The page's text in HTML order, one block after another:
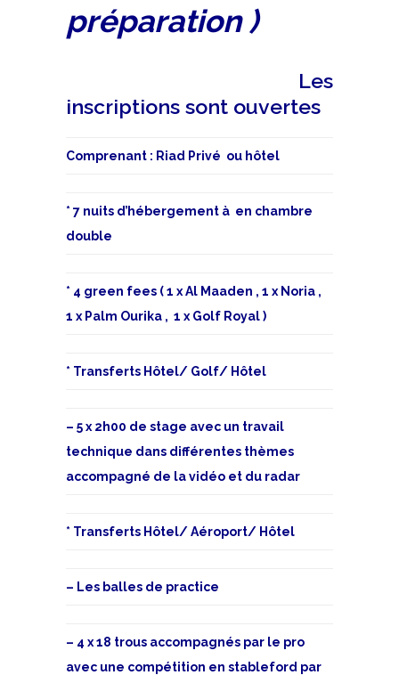
préparation )
Les
inscriptions sont ouvertes
Comprenant : Riad Privé ou hôtel
* 7 nuits d’hébergement à en chambre
double
* 4 green fees ( 1 x Al Maaden , 1 x Noria ,
1 x Palm Ourika , 1 x Golf Royal )
* Transferts Hôtel/ Golf/ Hôtel
– 5 x 2h00 de stage avec un travail
technique dans différentes thèmes
accompagné de la vidéo et du radar
* Transferts Hôtel/ Aéroport/ Hôtel
– Les balles de practice
– 4 x 18 trous accompagnés par le pro
avec une compétition en stableford par